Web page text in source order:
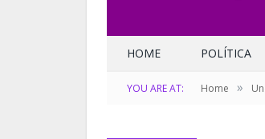
HOME POLÍTICA
YOU ARE AT: Home »